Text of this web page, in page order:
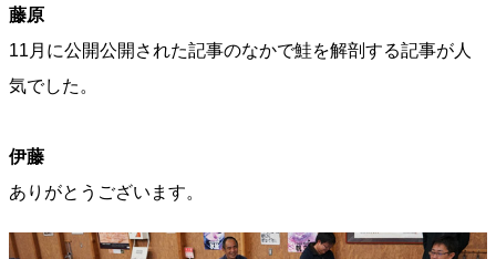
藤原
11月に公開公開された記事のなかで鮭を解剖する記事が人
気でした。
伊藤
ありがとうございます。